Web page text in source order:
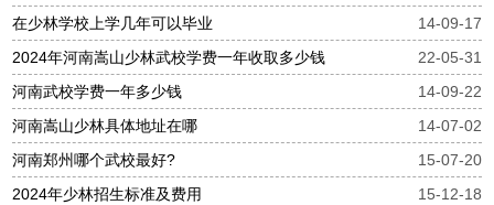
在少林学校上学几年可以毕业
14-09-17
2024年河南嵩山少林武校学费一年收取多少钱
22-05-31
河南武校学费一年多少钱
14-09-22
河南嵩山少林具体地址在哪
14-07-02
河南郑州哪个武校最好?
15-07-20
2024年少林招生标准及费用
15-12-18